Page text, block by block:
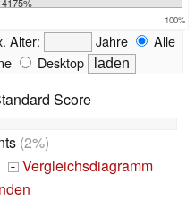
100%
Alter: Jahre
Alle
Desktop
Score
(2%)
+ Vergleichsdiagramm